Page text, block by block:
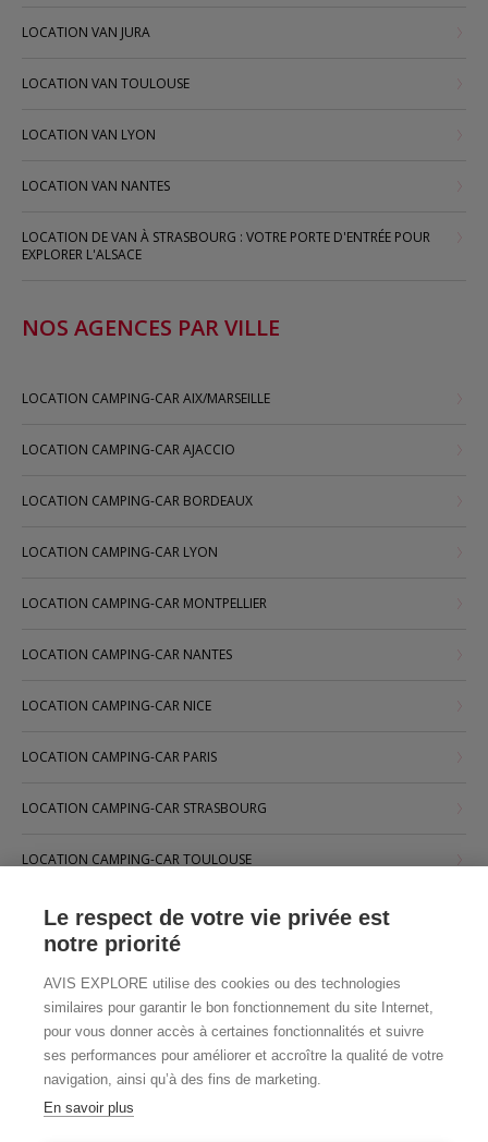
LOCATION VAN JURA
LOCATION VAN TOULOUSE
LOCATION VAN LYON
LOCATION VAN NANTES
LOCATION DE VAN À STRASBOURG : VOTRE PORTE D'ENTRÉE POUR
EXPLORER L'ALSACE
NOS AGENCES PAR VILLE
LOCATION CAMPING-CAR AIX/MARSEILLE
LOCATION CAMPING-CAR AJACCIO
LOCATION CAMPING-CAR BORDEAUX
LOCATION CAMPING-CAR LYON
LOCATION CAMPING-CAR MONTPELLIER
LOCATION CAMPING-CAR NANTES
LOCATION CAMPING-CAR NICE
LOCATION CAMPING-CAR PARIS
LOCATION CAMPING-CAR STRASBOURG
LOCATION CAMPING-CAR TOULOUSE
Le respect de votre vie privée est
notre priorité
AVIS EXPLORE utilise des cookies ou des technologies
similaires pour garantir le bon fonctionnement du site Internet,
pour vous donner accès à certaines fonctionnalités et suivre
ses performances pour améliorer et accroître la qualité de votre
navigation, ainsi qu’à des fins de marketing.
En savoir plus